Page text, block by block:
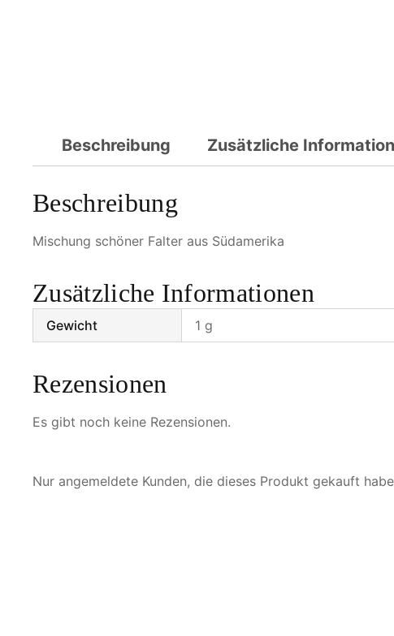
Beschreibung Zusätzliche
Beschreibung
Mischung schöner Falter aus Südamerika
Zusätzliche Informationen
Gewicht 1 g
Rezensionen
Es gibt noch keine Rezensionen.
Nur angemeldete Kunden, die dieses Produkt gekauft